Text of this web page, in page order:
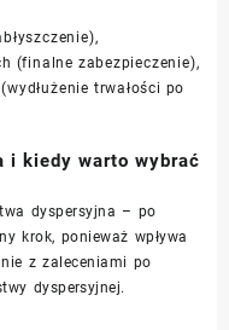
(finalne zabezpieczenie),
trwałości po
i kiedy warto wybrać
dyspersyjna – po
krok, ponieważ wpływa
z zaleceniami po
dyspersyjnej.